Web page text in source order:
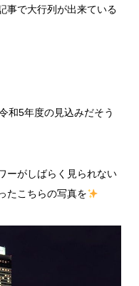
事で大行列が出来ている
和5年度の見込みだそう
ーがしばらく見られない
たこちらの写真を